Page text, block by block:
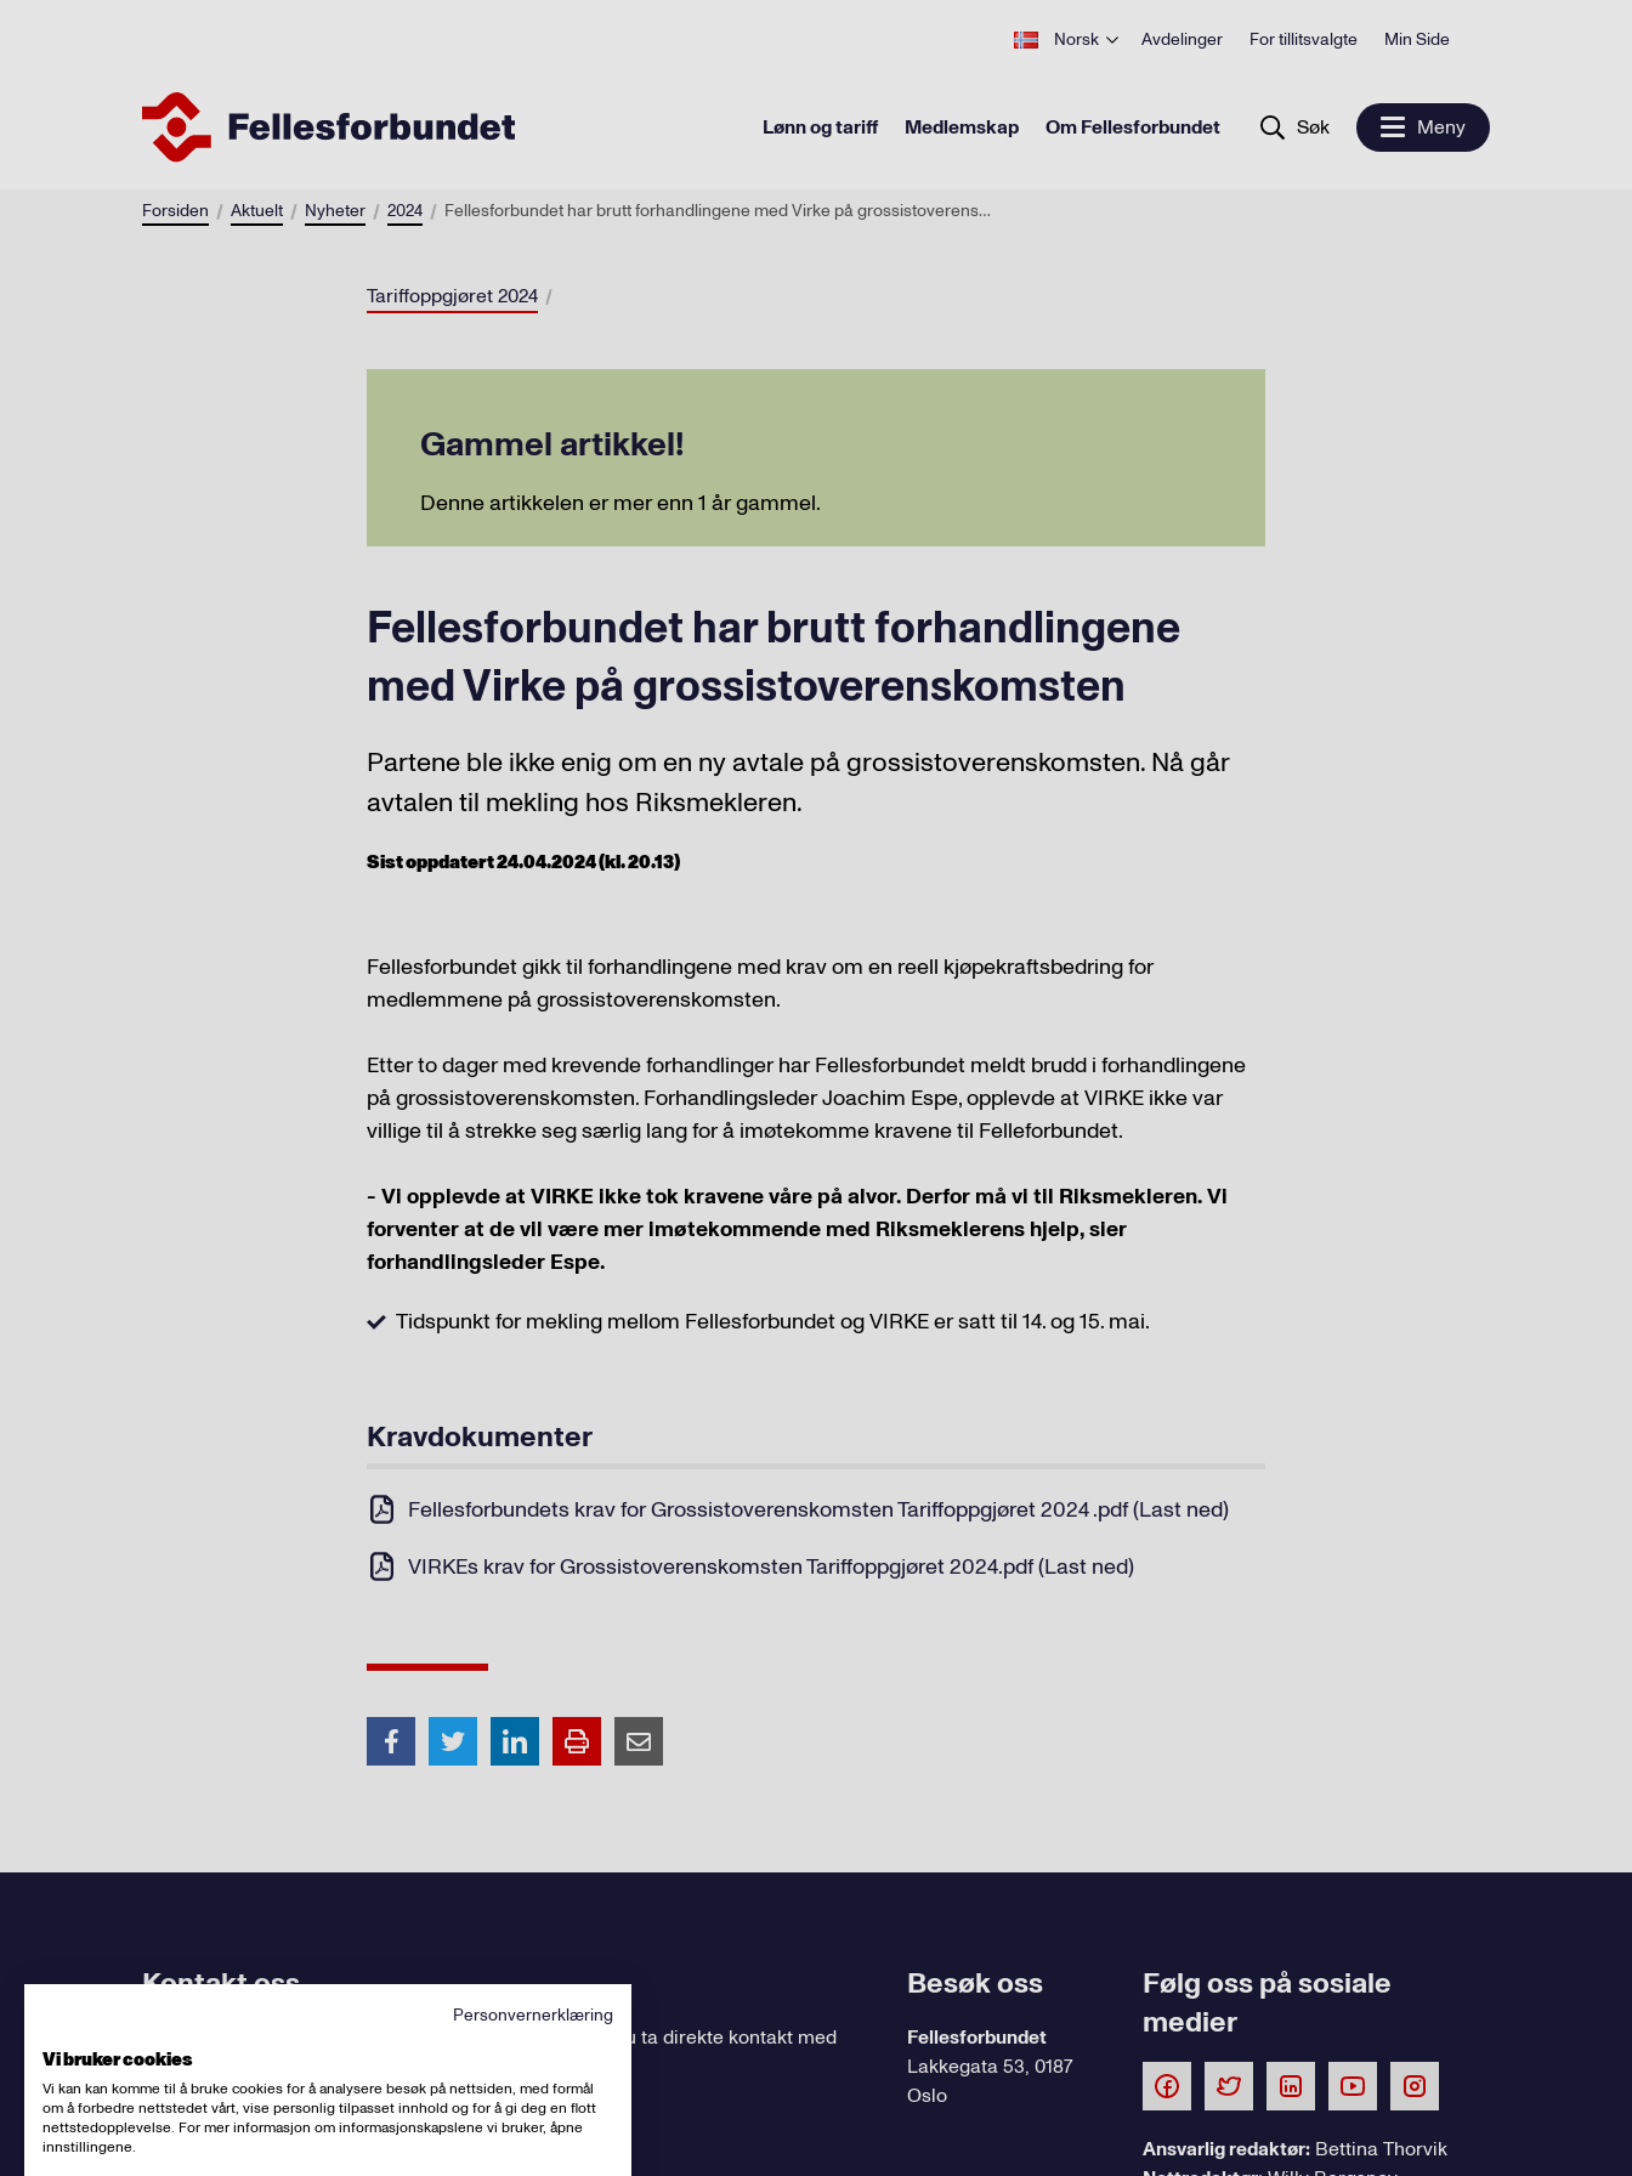
Norsk Avdelinger For tillitsvalgte Min Side
Lønn og tariff Medlemskap Om Fellesforbundet Søk Meny
Forsiden Aktuelt Nyheter 2024 Fellesforbundet har brutt forhandlingene med Virke på grossistoverenskomsten
Tariffoppgjøret 2024
Gammel artikkel!
Denne artikkelen er mer enn 1 år gammel.
Fellesforbundet har brutt forhandlingene
med Virke på grossistoverenskomsten
Partene ble ikke enig om en ny avtale på grossistoverenskomsten. Nå går
avtalen til mekling hos Riksmekleren.
Sist oppdatert 24.04.2024 (kl. 20.13)
Fellesforbundet gikk til forhandlingene med krav om en reell kjøpekraftsbedring for
medlemmene på grossistoverenskomsten.
Etter to dager med krevende forhandlinger har Fellesforbundet meldt brudd i forhandlingene
på grossistoverenskomsten. Forhandlingsleder Joachim Espe, opplevde at VIRKE ikke var
villige til å strekke seg særlig lang for å imøtekomme kravene til Felleforbundet.
- Vi opplevde at VIRKE ikke tok kravene våre på alvor. Derfor må vi til Riksmekleren. Vi
forventer at de vil være mer imøtekommende med Riksmeklerens hjelp, sier
forhandlingsleder Espe.
Tidspunkt for mekling mellom Fellesforbundet og VIRKE er satt til 14. og 15. mai.
Kravdokumenter
Fellesforbundets krav for Grossistoverenskomsten Tariffoppgjøret 2024 .pdf (Last ned)
VIRKEs krav for Grossistoverenskomsten Tariffoppgjøret 2024.pdf (Last ned)
Kontakt oss
, kan du ta direkte kontakt med
dem.
Sentralbord:(+47) 23 06 31 00
Besøk oss
Fellesforbundet
Lakkegata 53, 0187
Oslo
Følg oss på sosiale
medier
Ansvarlig redaktør:Bettina Thorvik
Personvernerklæring
Vi bruker cookies
Vi kan kan komme til å bruke cookies for å analysere besøk på nettsiden, med formål
om å forbedre nettstedet vårt, vise personlig tilpasset innhold og for å gi deg en flott
nettstedopplevelse. For mer informasjon om informasjonskapslene vi bruker, åpne
innstillingene.